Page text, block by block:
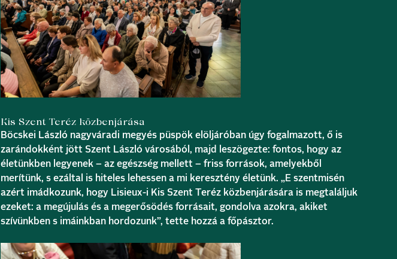
Kis Szent Teréz közbenjárása
Böcskei László nagyváradi megyés püspök elöljáróban úgy fogalmazott, ő is
zarándokként jött Szent László városából, majd leszögezte: fontos, hogy az
életünkben legyenek – az egészség mellett – friss források, amelyekből
merítünk, s ezáltal is hiteles lehessen a mi keresztény életünk. „E szentmisén
azért imádkozunk, hogy Lisieux-i Kis Szent Teréz közbenjárására is megtaláljuk
ezeket: a megújulás és a megerősödés forrásait, gondolva azokra, akiket
szívünkben s imáinkban hordozunk”, tette hozzá a főpásztor.